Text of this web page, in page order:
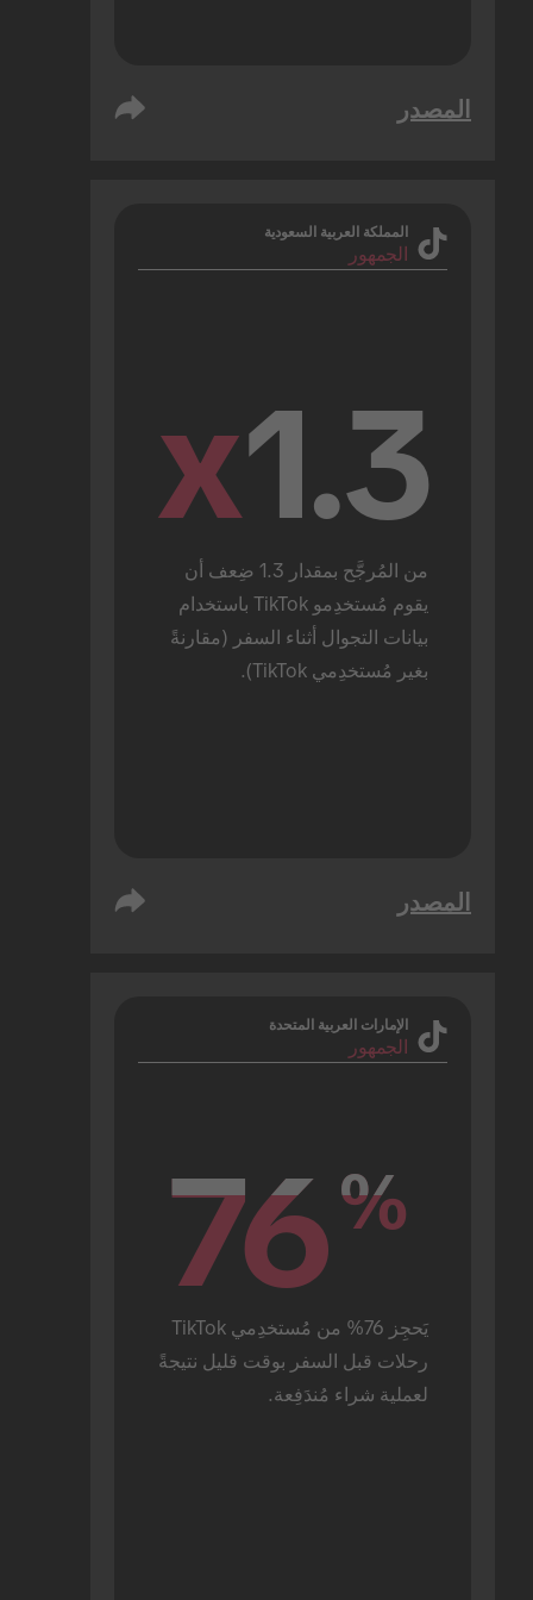
المصدر
المملكة العربية السعودية
الجمهور
1.3
x
بغير مُستخدِمي TikTok).
المصدر
الإمارات العربية المتحدة
الجمهور
76%
76%
لعملية شراء مُندَفِعة.